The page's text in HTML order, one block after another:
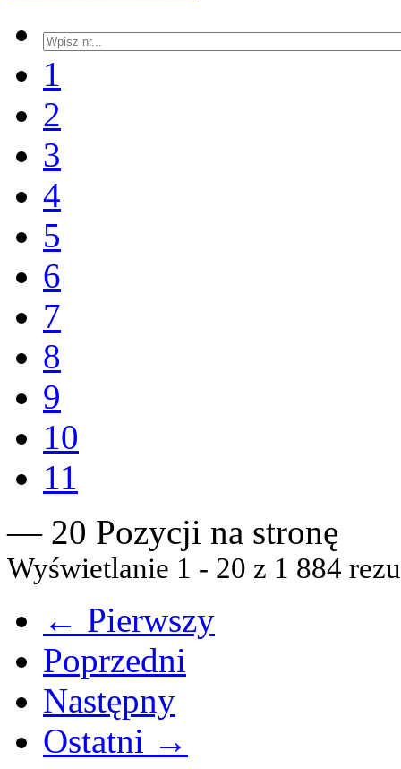
1
2
3
4
5
6
7
8
9
10
11
— 20 Pozycji na stronę
Wyświetlanie 1 - 20 z 1 884
← Pierwszy
Poprzedni
Następny
Ostatni →